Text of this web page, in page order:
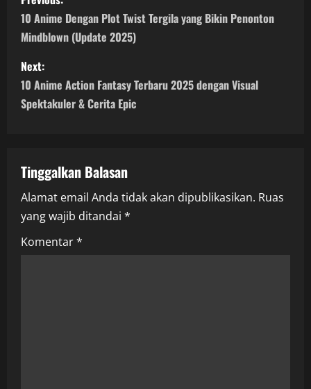
o
s
t
n
v
i
g
a
10 Anime Dengan Plot Twist Tergila yang Bikin Penonton
Mindblown (Update 2025)
Next:
10 Anime Action Fantasy Terbaru 2025 dengan Visual
Spektakuler & Cerita Epic
Tinggalkan Balasan
Alamat email Anda tidak akan dipublikasikan. Ruas
yang wajib ditandai *
Komentar*